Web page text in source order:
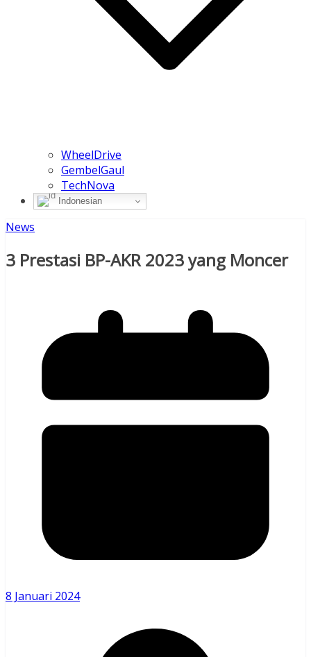
WheelDrive
GembelGaul
TechNova
Indonesian
News
3 Prestasi BP-AKR 2023 yang Moncer
8 Januari 2024